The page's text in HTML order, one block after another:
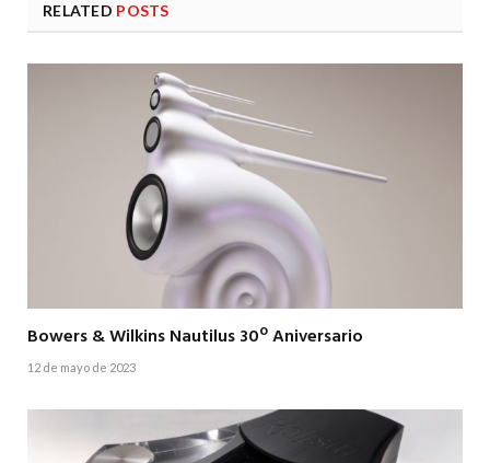
RELATED POSTS
Bowers & Wilkins Nautilus 30º Aniversario
12 de mayo de 2023